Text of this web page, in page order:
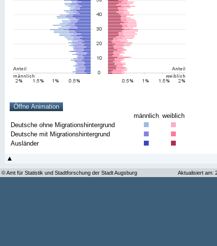
männlich weiblich
Deutsche ohne Migrationshintergrund
Deutsche mit Migrationshintergrund
Ausländer
© Amt für Statistik und Stadtforschung der Stadt Augsburg Aktualisiert am: